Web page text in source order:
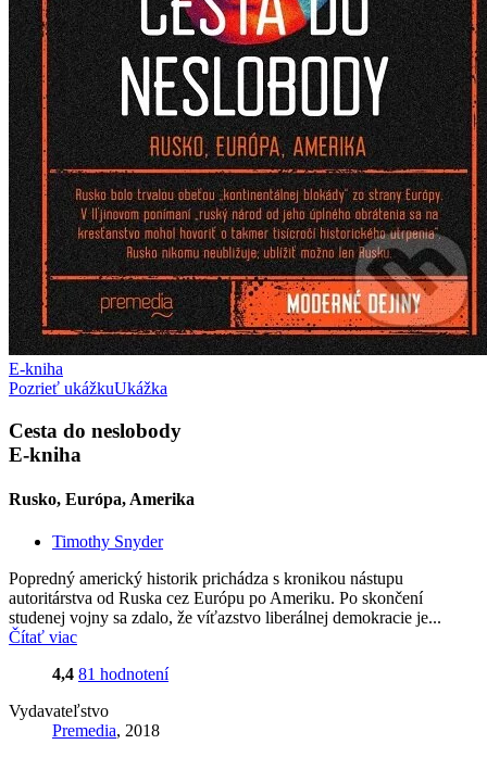
E-kniha
Pozrieť ukážkuUkážka
Cesta do neslobody
E-kniha
Rusko, Európa, Amerika
Timothy Snyder
Popredný americký historik prichádza s kronikou nástupu
autoritárstva od Ruska cez Európu po Ameriku. Po skončení
studenej vojny sa zdalo, že víťazstvo liberálnej demokracie je...
Čítať viac
4,4 81 hodnotení
Vydavateľstvo
Premedia, 2018